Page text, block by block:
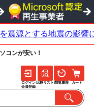
コンが安い！
ログイン
会員登録
比較リスト 閲覧履歴 カート